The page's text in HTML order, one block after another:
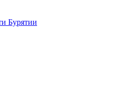
Бурятии